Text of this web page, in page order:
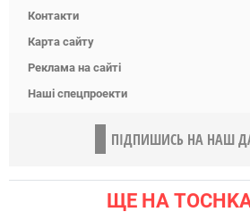
Контакти
Карта сайту
Реклама на сайті
Наші спецпроекти
ПІДПИШИСЬ НА НАШ
ЩЕ НА